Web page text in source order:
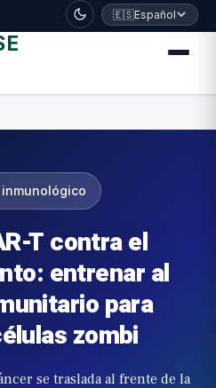
🇪🇸Español
T contra el
entrenar al
para
zombi
se traslada al frente de la